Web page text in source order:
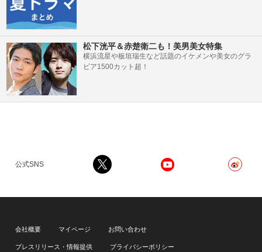
松下洸平＆赤楚衛二も！美男美女特集
横浜流星や板垣瑞生など話題のイケメンや美女のグラ
ビア1500カット超！
公式SNS
会社概要 マイページ お問い合わせ
プレスリリース・情報提供 プライバシーポリシー